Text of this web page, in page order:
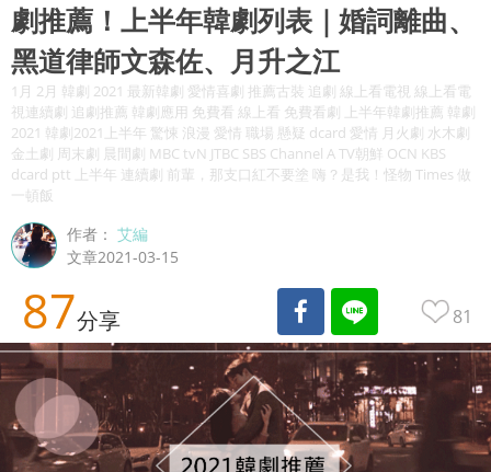
劇推薦！上半年韓劇列表｜婚詞離曲、
黑道律師文森佐、月升之江
1月 2月 韓劇 2021 最新韓劇 愛情喜劇 推薦古裝 追劇 線上看電視 線上看電
視連續劇 追劇推薦 韓劇應用 免費看 線上看 免費看劇 上半年韓劇推薦 韓劇
2021 韓劇2021上半年 驚悚 浪漫 愛情 職場 懸疑 dcard 愛情 月火劇 水木劇
金土劇 周末劇 晨間劇 MBC tvN JTBC SBS Channel A TV朝鮮 OCN KBS
dcard ptt 上半年 連續劇 前輩，那支口紅不要塗 嗨？是我！怪物 Times 做
一頓飯
作者：艾編
文章2021-03-15
87分享 81